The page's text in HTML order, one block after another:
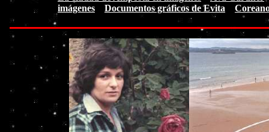
imágenes
Documentos gráficos de Evita